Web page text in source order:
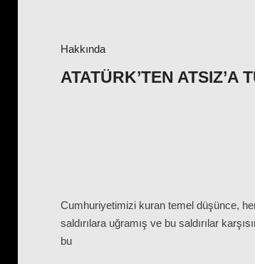
Hakkında
ATATÜRK’TEN ATSIZ’A
Cumhuriyetimizi kuran temel düşünce,
saldırılara uğramış ve bu saldırılar
bu